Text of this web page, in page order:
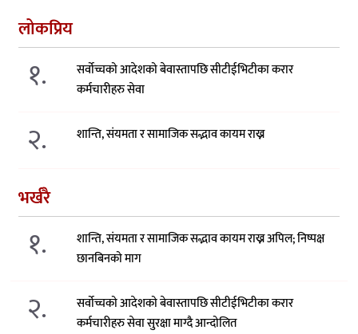
लोकप्रिय
१.
सर्वोच्चको आदेशको बेवास्तापछि सीटीईभिटीका करार
कर्मचारीहरु सेवा
२. शान्ति, संयमता र सामाजिक सद्भाव कायम राख्न
भर्खरै
१.
शान्ति, संयमता र सामाजिक सद्भाव कायम राख्न अपिल; निष्पक्ष
छानबिनको माग
२.
सर्वोच्चको आदेशको बेवास्तापछि सीटीईभिटीका करार
कर्मचारीहरु सेवा सुरक्षा माग्दै आन्दोलित